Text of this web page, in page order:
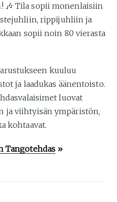
Tila sopii monenlaisiin
rippijuhliin ja
sopii noin 80 vierasta
kuuluu
ja laadukas äänentoisto.
luovat
ja viihtyisän ympäristön,
kohtaavat.
Tangotehdas »